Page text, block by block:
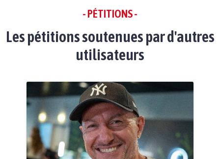
- PÉTITIONS -
Les pétitions soutenues par d'autres
utilisateurs